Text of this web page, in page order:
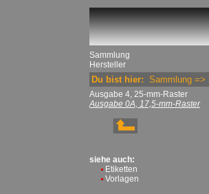
Sammlung
Hersteller
Du bist hier: Sammlung =>
Ausgabe 4, 25-mm-Raster
Ausgabe 0A, 17,5-mm-Raster
siehe auch:
Etiketten
Vorlagen